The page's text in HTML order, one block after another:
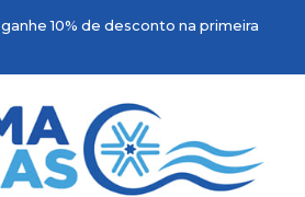
e ganhe 10% de desconto na primeira